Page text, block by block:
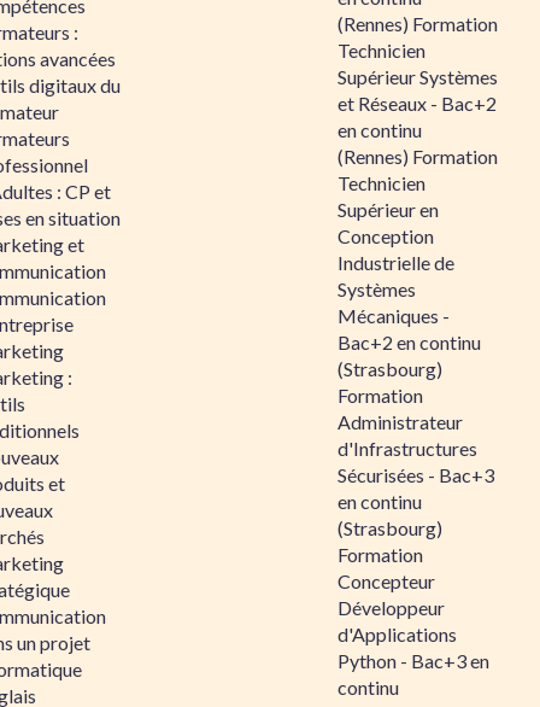
:
avancées
digitaux du
: CP et
en situation
et
:
et
un projet
(Rennes) Formation
Technicien
Supérieur Systèmes
et Réseaux - Bac+2
en continu
(Rennes) Formation
Technicien
Supérieur en
Conception
Industrielle de
Systèmes
Mécaniques -
Bac+2 en continu
(Strasbourg)
Formation
Administrateur
d'Infrastructures
Sécurisées - Bac+3
en continu
(Strasbourg)
Formation
Concepteur
Développeur
d'Applications
Python - Bac+3 en
continu